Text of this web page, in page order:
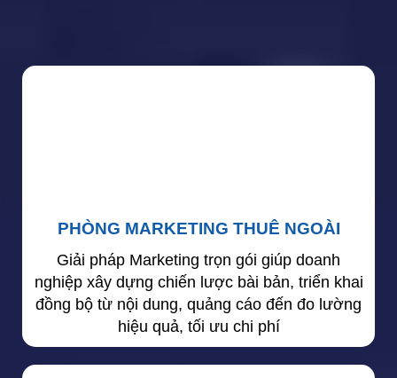
PHÒNG MARKETING THUÊ NGOÀI
Giải pháp Marketing trọn gói giúp doanh
nghiệp xây dựng chiến lược bài bản, triển khai
đồng bộ từ nội dung, quảng cáo đến đo lường
hiệu quả, tối ưu chi phí